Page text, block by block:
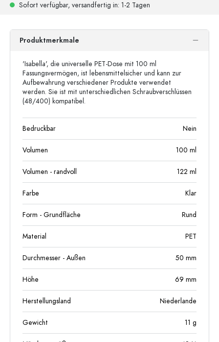
Sofort verfügbar, versandfertig in: 1-2 Tagen
Produktmerkmale
'Isabella', die universelle PET-Dose mit 100 ml
Fassungsvermögen, ist lebensmittelsicher und kann zur
Aufbewahrung verschiedener Produkte verwendet
werden. Sie ist mit unterschiedlichen Schraubverschlüssen
(48/400) kompatibel.
Bedruckbar Nein
Volumen 100 ml
Volumen - randvoll 122 ml
Farbe Klar
Form - Grundfläche Rund
Material PET
Durchmesser - Außen 50 mm
Höhe 69 mm
Herstellungsland Niederlande
Gewicht 11 g